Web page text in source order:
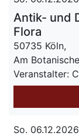
Antik- und
Flora
50735 Köln,
Am
Veranstalter:
So. 06.12.2026